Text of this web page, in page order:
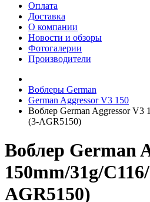
Оплата
Доставка
О компании
Новости и обзоры
Фотогалерии
Производители
Воблеры German
German Aggressor V3 150
Воблер German Aggressor V3
(3-AGR5150)
Воблер German
150mm/31g/
AGR5150)